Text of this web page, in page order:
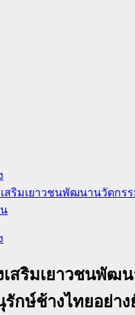
เสริมเยาวชนพัฒนานวัตกร
เสริมเยาวชนพัฒ
กษ์ช้างไทยอย่าง